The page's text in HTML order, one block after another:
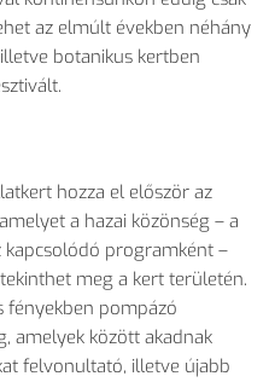
az elmúlt években néhány
botanikus kertben
hozza el először az
a hazai közönség – a
kapcsolódó programként –
meg a kert területén.
fényekben pompázó
amelyek között akadnak
felvonultató, illetve újabb